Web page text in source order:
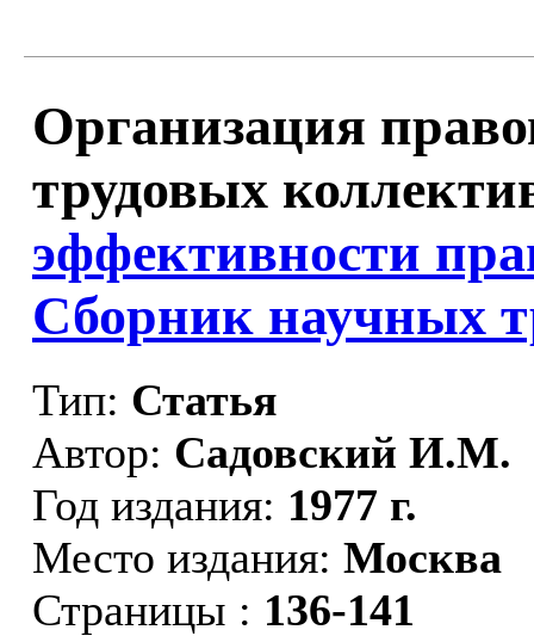
Организация
трудовых
эффективности
Сборник научных
Тип: Статья
Автор: Садовский И.М.
Год издания: 1977 г.
Место издания: Москва
Страницы : 136-141